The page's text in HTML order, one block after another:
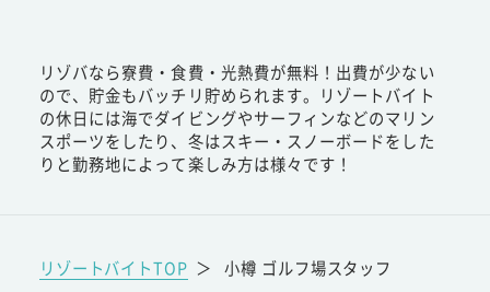
リゾバなら寮費・食費・光熱費が無料！出費が少ない
ので、貯金もバッチリ貯められます。リゾートバイト
の休日には海でダイビングやサーフィンなどのマリン
スポーツをしたり、冬はスキー・スノーボードをした
りと勤務地によって楽しみ方は様々です！
リゾートバイトTOP ＞ 小樽 ゴルフ場スタッフ